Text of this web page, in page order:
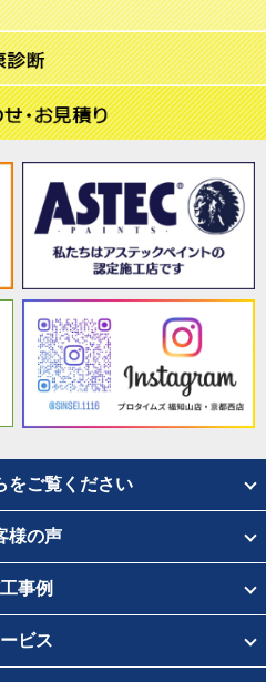
をご覧ください
様の声
事例
ビス